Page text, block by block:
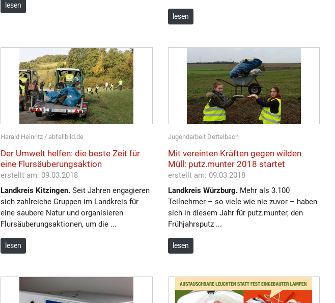
lesen
lesen
Harald Heinritz / abfallbild.de
Der Umwelt helfen: die beste Zeit für
eine Flursäuberungsaktion
erstellt am: 09.03.2018
Landkreis Kitzingen. Seit Jahren engagieren
sich zahlreiche Gruppen im Landkreis für
eine saubere Natur und organisieren
Flursäuberungsaktionen, um die ...
lesen
Jugendarbeit Dettelbach
Mit vereinten Kräften gegen wilden
Müll: putz.munter 2018 startet
erstellt am: 09.03.2018
Landkreis Würzburg.Mehr als 3.100
Teilnehmer – so viele wie nie zuvor – haben
sich in diesem Jahr für putz.munter, den
Frühjahrsputz ...
lesen